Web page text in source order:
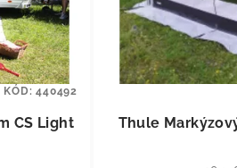
CS Light
KÓD:440492
Thule